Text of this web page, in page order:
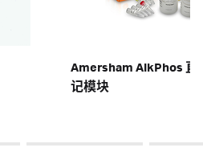
Amersham AlkPhos 直
记模块